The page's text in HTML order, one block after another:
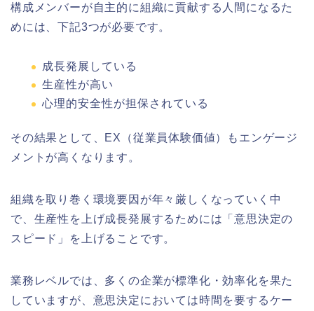
構成メンバーが自主的に組織に貢献する人間になるた
めには、下記3つが必要です。
成長発展している
生産性が高い
心理的安全性が担保されている
その結果として、EX（従業員体験価値）もエンゲージ
メントが高くなります。
組織を取り巻く環境要因が年々厳しくなっていく中
で、生産性を上げ成長発展するためには「意思決定の
スピード」を上げることです。
業務レベルでは、多くの企業が標準化・効率化を果た
していますが、意思決定においては時間を要するケー